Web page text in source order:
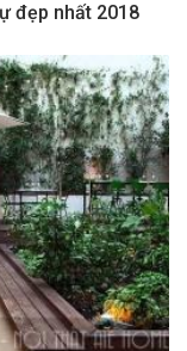
đẹp nhất 2018